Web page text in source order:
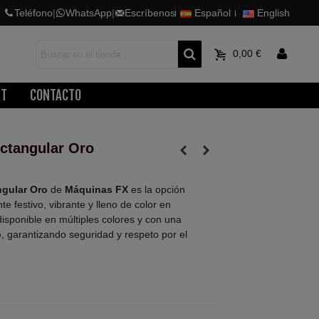
Teléfono| WhatsApp| Escríbenos Español English
0,00 €
CONTACTO
Oro
Oro de Máquinas FXes la opción
festivo, vibrante y lleno de color en
en múltiples colores y con una
, garantizando seguridad y respeto por el